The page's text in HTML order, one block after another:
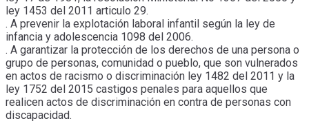
ley 1453 del 2011 articulo 29.
. A prevenir la explotación laboral infantil según la ley de
infancia y adolescencia 1098 del 2006.
. A garantizar la protección de los derechos de una persona o
grupo de personas, comunidad o pueblo, que son vulnerados
en actos de racismo o discriminación ley 1482 del 2011 y la
ley 1752 del 2015 castigos penales para aquellos que
realicen actos de discriminación en contra de personas con
discapacidad.